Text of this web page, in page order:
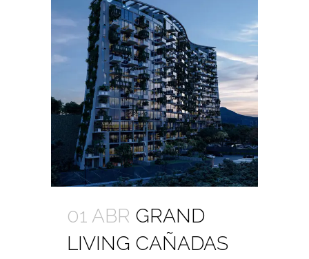
01 ABR GRAND
LIVING CAÑADAS